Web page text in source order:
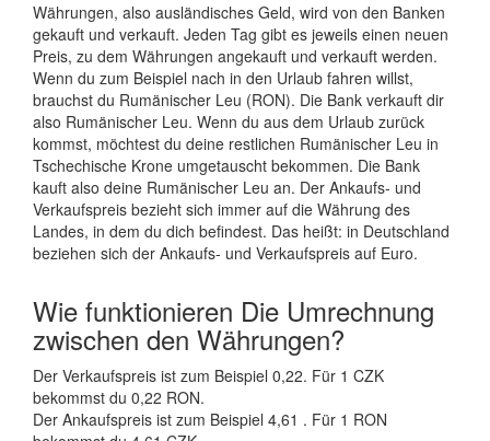
Währungen, also ausländisches Geld, wird von den Banken
gekauft und verkauft. Jeden Tag gibt es jeweils einen neuen
Preis, zu dem Währungen angekauft und verkauft werden.
Wenn du zum Beispiel nach in den Urlaub fahren willst,
brauchst du Rumänischer Leu (RON). Die Bank verkauft dir
also Rumänischer Leu. Wenn du aus dem Urlaub zurück
kommst, möchtest du deine restlichen Rumänischer Leu in
Tschechische Krone umgetauscht bekommen. Die Bank
kauft also deine Rumänischer Leu an. Der Ankaufs- und
Verkaufspreis bezieht sich immer auf die Währung des
Landes, in dem du dich befindest. Das heißt: in Deutschland
beziehen sich der Ankaufs- und Verkaufspreis auf Euro.
Wie funktionieren Die Umrechnung
zwischen den Währungen?
Der Verkaufspreis ist zum Beispiel 0,22. Für 1 CZK
bekommst du 0,22 RON.
Der Ankaufspreis ist zum Beispiel 4,61 . Für 1 RON